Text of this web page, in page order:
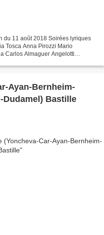
du 11 août 2018 Soirées lyriques
Tosca Anna Pirozzi Mario
Carlos Almaguer Angelotti
Ayan-Bernheim-
Bastille